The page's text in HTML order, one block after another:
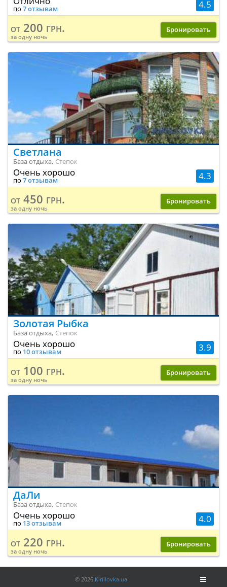
4.5
по 7 отзывам
от 200 грн.
за одну ночь
Бронировать
Светлана
База отдыха, Степок
4.3
Очень хорошо
по 7 отзывам
от 450 грн.
за одну ночь
Бронировать
Золотая Рыбка
База отдыха, Степок
3.9
Очень хорошо
по 10 отзывам
от 100 грн.
за одну ночь
Бронировать
ДаЛи
База отдыха, Степок
4.0
Очень хорошо
по 13 отзывам
от 220 грн.
за одну ночь
Бронировать
© 2026 Kirillovka.ua